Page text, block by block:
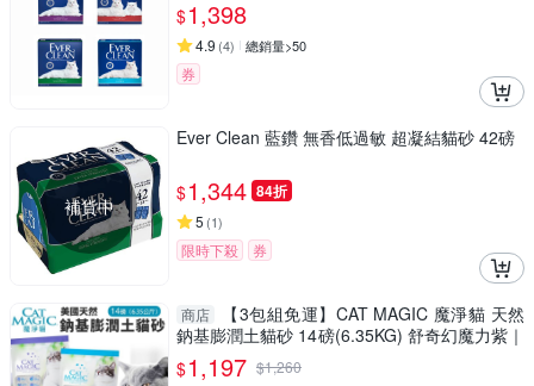
$1,398
4.9 (4) 總銷量>50
券
補貨中
Ever Clean 藍鑽 無香低過敏 超凝結貓砂 42磅
$1,344 84折
5 (1)
限時下殺 券
商店
【3包組免運】CAT MAGIC 魔淨貓 天然
鈉基膨潤土貓砂 14磅(6.35KG) 舒奇幻魔力紫｜
舒適天空藍 貓砂
$1,197 $1,260